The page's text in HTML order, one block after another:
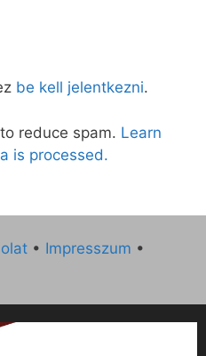
be kell jelentkezni.
reduce spam. Learn
is processed.
• Impresszum •